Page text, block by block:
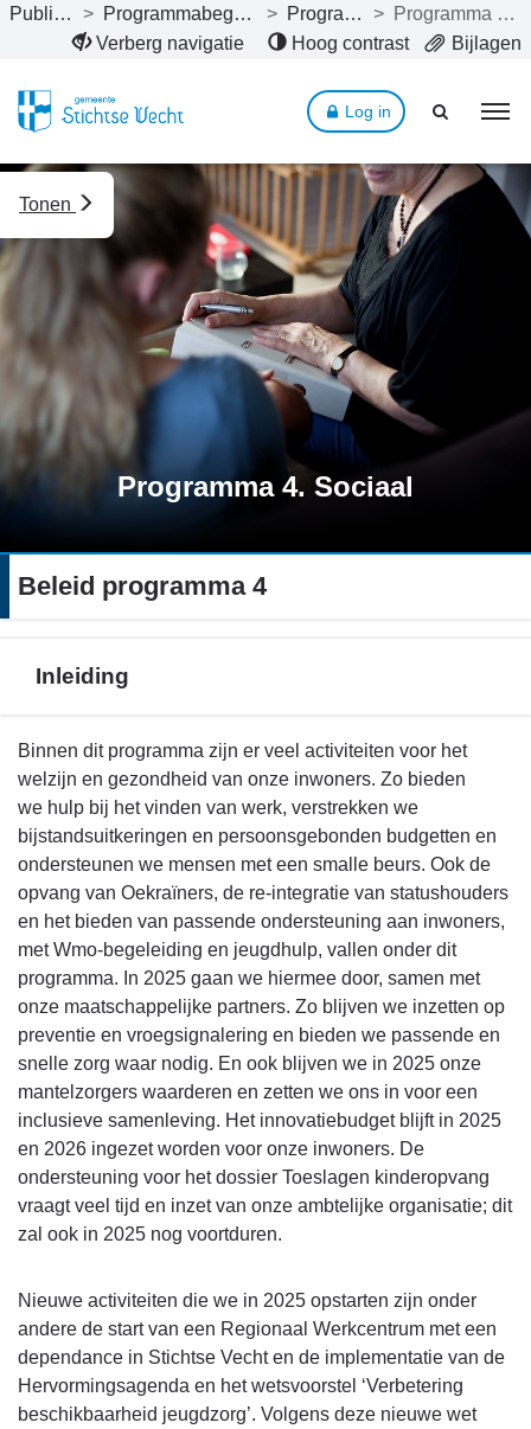
Naar hoofdinhoud
Publicaties > Programmabegroting 2025 > Programma’s >
Programma 4. Sociaal
Verberg navigatie
Hoog contrast Bijlagen
Log in
Programma 4. Sociaal
Tonen
Beleid programma 4
Inleiding
Terug
naar
navigatie
Beleid
programma
Inleiding
Binnen dit programma zijn er veel activiteiten voor het
welzijn en gezondheid van onze inwoners. Zo bieden
we hulp bij het vinden van werk, verstrekken we
bijstandsuitkeringen en persoonsgebonden budgetten en
ondersteunen we mensen met een smalle beurs. Ook de
opvang van Oekraïners, de re-integratie van statushouders
en het bieden van passende ondersteuning aan inwoners,
met Wmo-begeleiding en jeugdhulp, vallen onder dit
programma. In 2025 gaan we hiermee door, samen met
onze maatschappelijke partners. Zo blijven we inzetten op
preventie en vroegsignalering en bieden we passende en
snelle zorg waar nodig. En ook blijven we in 2025 onze
mantelzorgers waarderen en zetten we ons in voor een
inclusieve samenleving. Het innovatiebudget blijft in 2025
en 2026 ingezet worden voor onze inwoners. De
ondersteuning voor het dossier Toeslagen kinderopvang
vraagt veel tijd en inzet van onze ambtelijke organisatie; dit
zal ook in 2025 nog voortduren.
Nieuwe activiteiten die we in 2025 opstarten zijn onder
andere de start van een Regionaal Werkcentrum met een
dependance in Stichtse Vecht en de implementatie van de
Hervormingsagenda en het wetsvoorstel ‘Verbetering
beschikbaarheid jeugdzorg’. Volgens deze nieuwe wet